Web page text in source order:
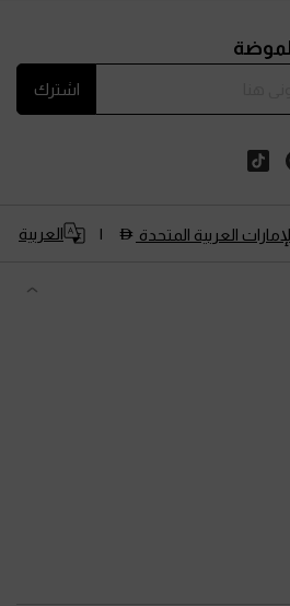
اشترك
الإمارات العربية المتحدة العربية